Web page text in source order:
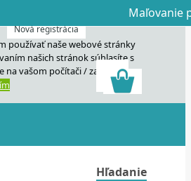
používať naše webové stránky
našich stránok súhlasíte s
na vašom počítači / zariadení.
Hľadanie
Nová registrácia
Dnes
Dnes veľký
Maľovanie